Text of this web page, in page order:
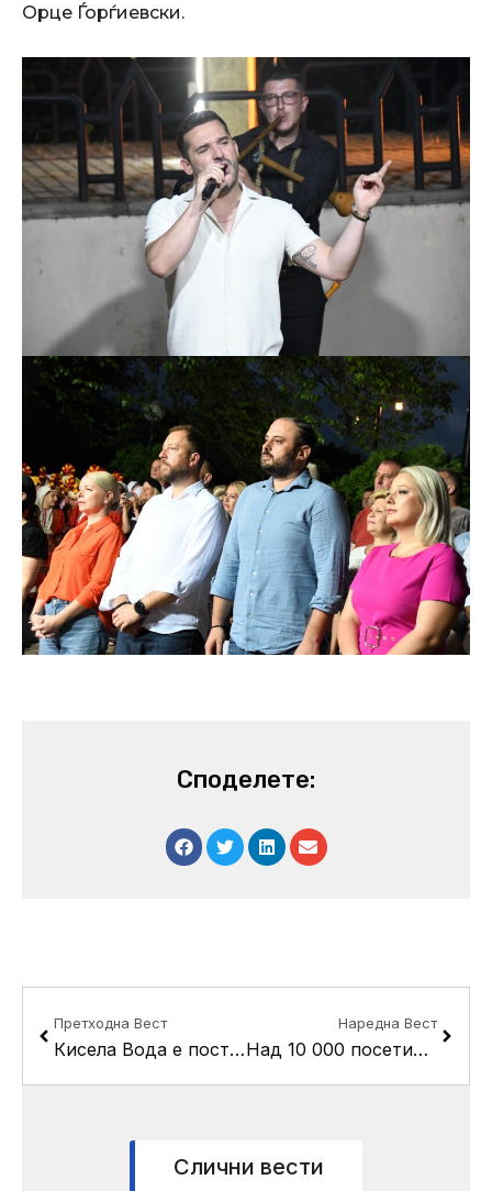
Орце Ѓорѓиевски.
Споделете:
Претходна Вест
Кисела Вода е поставува надворешни пречистувачи за воздух во парковите
Наредна Вест
Над 10 000 посетители на Два Бона и Пајак
Слични вести